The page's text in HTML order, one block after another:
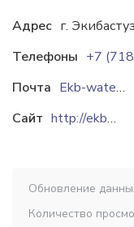
Адрес г.
Телефоны
Почта
Ekb-water@mail.ru
Сайт
http://ekbwater.kz
Обновление
Количество